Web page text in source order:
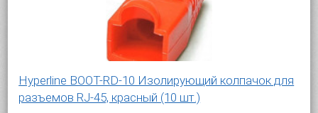
Hyperline BOOT-RD-10 Изолирующий колпачок для
разъемов RJ-45, красный (10 шт.)